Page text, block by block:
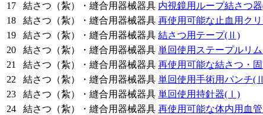
17
結さつ（紮）・縫合用器械器具 内視鏡用ループ結さつ器
18
結さつ（紮）・縫合用器械器具 再使用可能な止血用ク
19
結さつ（紮）・縫合用器械器具 結さつ用テープ(Ⅱ)
20
結さつ（紮）・縫合用器械器具 単回使用ステープルリ
21
結さつ（紮）・縫合用器械器具 再使用可能な結さつ・
22
結さつ（紮）・縫合用器械器具 単回使用手術用パンチ
23
結さつ（紮）・縫合用器械器具 単回使用持針器(Ⅰ)
24
結さつ（紮）・縫合用器械器具 再使用可能な体内用血